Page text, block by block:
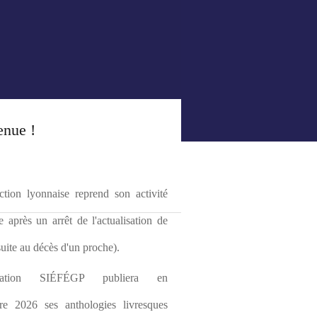
!
lyonnaise reprend son activité
après un arrêt de l'actualisation de
au décès d'un proche).
SIÉFÉGP publiera en
2026 ses anthologies livresques